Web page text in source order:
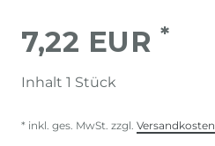
7,22 EUR *
Inhalt 1 Stück
* inkl. ges. MwSt. zzgl. Versandkosten